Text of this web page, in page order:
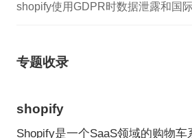
专题收录
shopify
Shopify是一个SaaS领域的购物